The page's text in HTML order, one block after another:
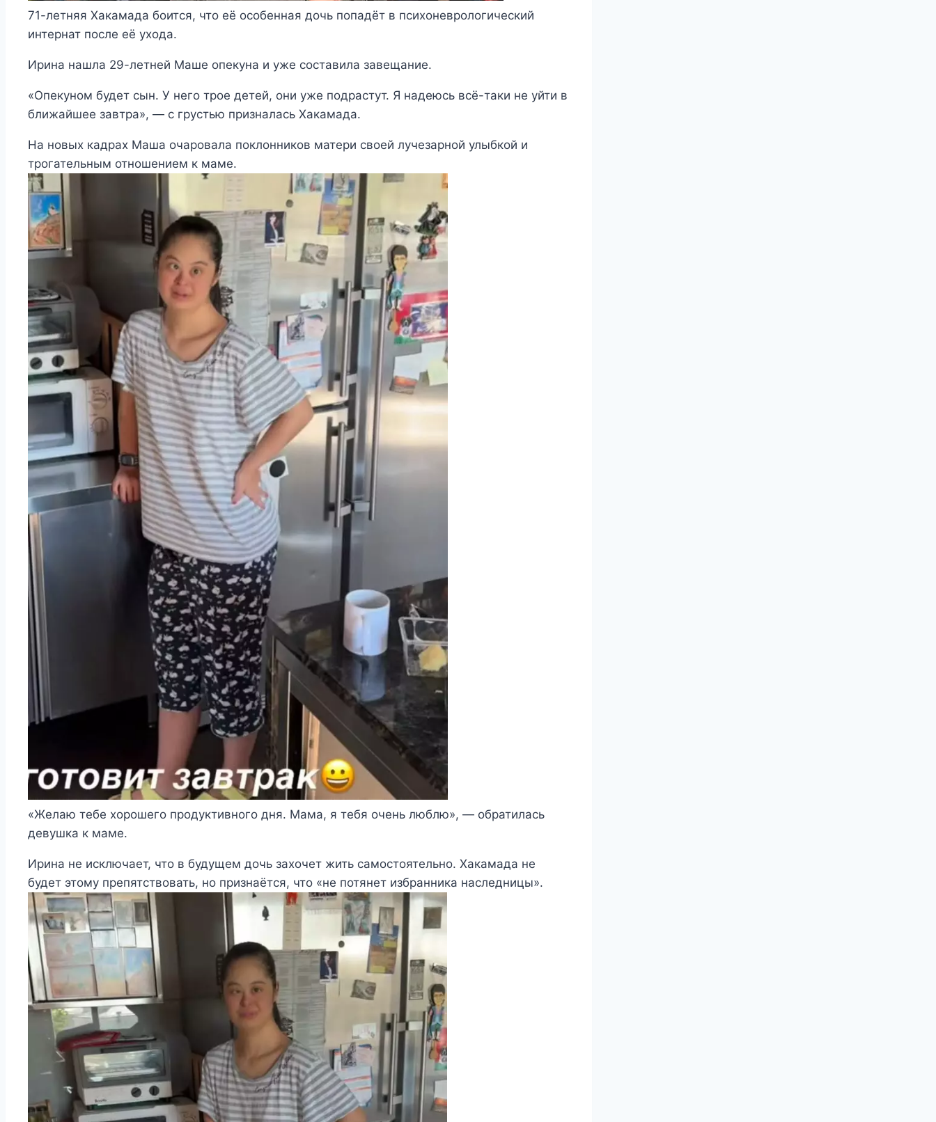
71-летняя Хакамада боится, что её особенная дочь попадёт в психоневрологический
интернат после её ухода.
Ирина нашла 29-летней Маше опекуна и уже составила завещание.
«Опекуном будет сын. У него трое детей, они уже подрастут. Я надеюсь всё-таки не уйти в
ближайшее завтра», — с грустью призналась Хакамада.
На новых кадрах Маша очаровала поклонников матери своей лучезарной улыбкой и
трогательным отношением к маме.
«Желаю тебе хорошего продуктивного дня. Мама, я тебя очень люблю», — обратилась
девушка к маме.
Ирина не исключает, что в будущем дочь захочет жить самостоятельно. Хакамада не
будет этому препятствовать, но признаётся, что «не потянет избранника наследницы».